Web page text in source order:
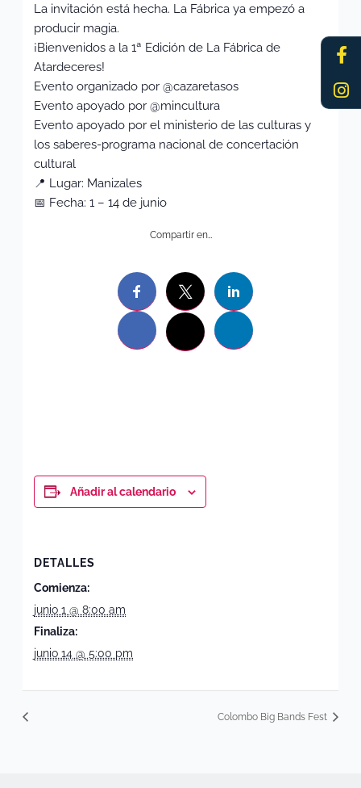
f
La invitación está hecha. La Fábrica ya empezó a
producir magia.
¡Bienvenidos a la 1ª Edición de La Fábrica de
Atardeceres!
Evento organizado por @cazaretasos
Evento apoyado por @mincultura
Evento apoyado por el ministerio de las culturas y
los saberes-programa nacional de concertación
cultural
📍 Lugar: Manizales
📅 Fecha: 1 – 14 de junio
Compartir en…
Añadir al calendario
DETALLES
Comienza:
junio 1 @ 8:00 am
Finaliza:
junio 14 @ 5:00 pm
Colombo Big Bands Fest